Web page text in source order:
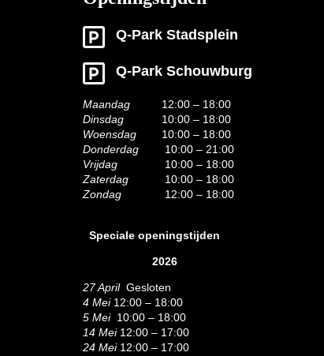
Q-Park Stadsplein
Q-Park Schouwburg
Maandag
12:00 – 18:00
Dinsdag
10:00 – 18:00
Woensdag
10:00 – 18:00
Donderdag
10:00 – 21:00
Vrijdag
10:00 – 18:00
Zaterdag
10:00 – 18:00
Zondag
12:00 – 18:00
Speciale openingstijden
2026
27 AprilGesloten
4 Mei12:00 – 18:00
5 Mei10:00 – 18:00
14 Mei12:00 – 17:00
24 Mei12:00 – 17:00